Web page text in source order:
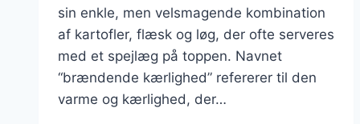
sin enkle, men velsmagende kombination
af kartofler, flæsk og løg, der ofte serveres
med et spejlæg på toppen. Navnet
“brændende kærlighed” refererer til den
varme og kærlighed, der…